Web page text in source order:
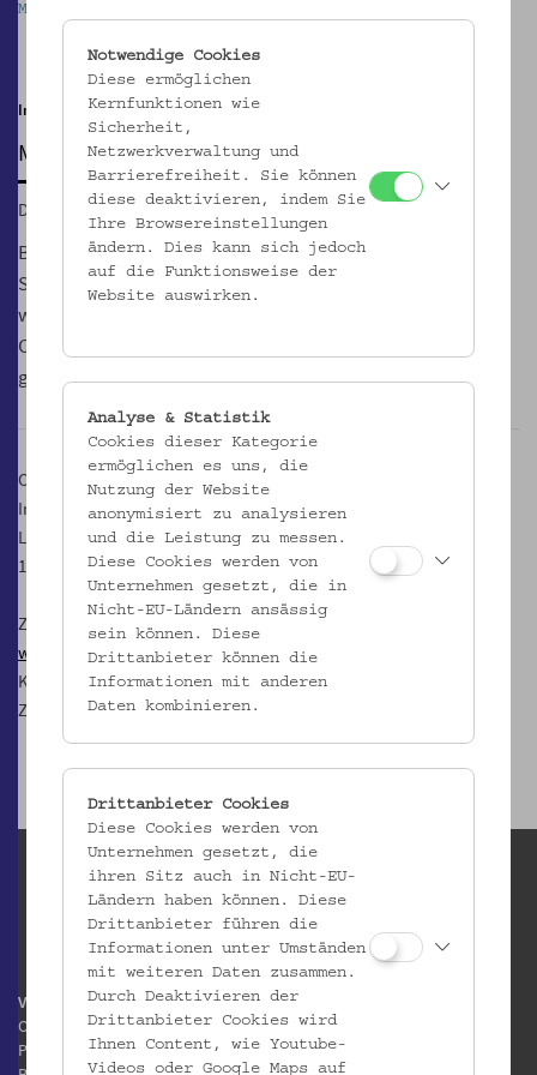
Mostothek im Volkskundemuseum Wien
Im Innenhof | noch bis 29.10.
MOSTOTHEK
Di, 19.11.2019, 17:00
Bei der GeSOKS, Gesellschaft für Streuobstkulturen und
Supplementäres, Wiens erstem und einzigen Mostverein,
werden jeden Dienstag von 17.00 bis 21.00 Uhr Säfte, Moste,
Cider und Sprudelvarianten aus Äpfeln und Birnen
geschmacklich verhandelt.
Ort:
Innenhof des Volkskundemuseum Wien
Laudongasse Tor 19
1080 Wien
Zur
Mostothek im Volkskundemuseum Wien
www.gesoks.net
Kontakt:
most@gesoks.net
Zudem findet man die GeSOKS auf
Volkskundemuseum Wien
Otto Wagner Areal
Pavillon 1
Notwendige Cookies
Diese ermöglichen
Kernfunktionen wie
Sicherheit,
Netzwerkverwaltung und
Barrierefreiheit. Sie können
diese deaktivieren, indem Sie
Ihre Browsereinstellungen
ändern. Dies kann sich jedoch
auf die Funktionsweise der
Website auswirken.
Analyse & Statistik
Cookies dieser Kategorie
ermöglichen es uns, die
Nutzung der Website
anonymisiert zu analysieren
und die Leistung zu messen.
Diese Cookies werden von
Unternehmen gesetzt, die in
Nicht-EU-Ländern ansässig
sein können. Diese
Drittanbieter können die
Informationen mit anderen
Daten kombinieren.
Drittanbieter Cookies
Diese Cookies werden von
Unternehmen gesetzt, die
ihren Sitz auch in Nicht-EU-
Ländern haben können. Diese
Drittanbieter führen die
Informationen unter Umständen
mit weiteren Daten zusammen.
Durch Deaktivieren der
Drittanbieter Cookies wird
Ihnen Content, wie Youtube-
Videos oder Google Maps auf